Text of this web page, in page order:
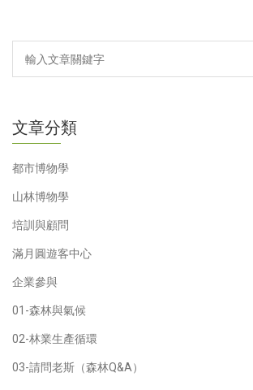
文章分類
都市博物學
山林博物學
培訓與顧問
滿月圓遊客中心
企業參與
01-森林與氣候
02-林業生產循環
03-請問老斯（森林Q&A）